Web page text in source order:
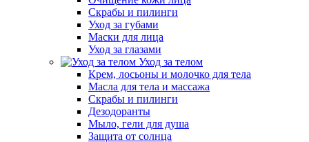
Скрабы и пилинги
Уход за губами
Маски для лица
Уход за глазами
Уход за телом
Крем, лосьоны и молочко для тела
Масла для тела и массажа
Скрабы и пилинги
Дезодоранты
Мыло, гели для душа
Защита от солнца